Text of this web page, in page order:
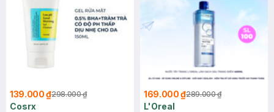
139.000 ₫298.000 ₫
Cosrx
169.000 ₫289.000 ₫
L'Oreal